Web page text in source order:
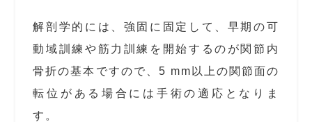
解剖学的には、強固に固定して、早期の可
動域訓練や筋力訓練を開始するのが関節内
骨折の基本ですので、5 mm以上の関節面の
転位がある場合には手術の適応となりま
す。